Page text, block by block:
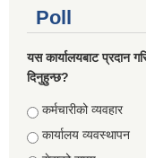
Poll
यस कार्यालयबाट प्रदान
दिनुहुन्छ?
Choices
कर्मचारीको व्यवहार
कार्यालय व्यवस्थापन